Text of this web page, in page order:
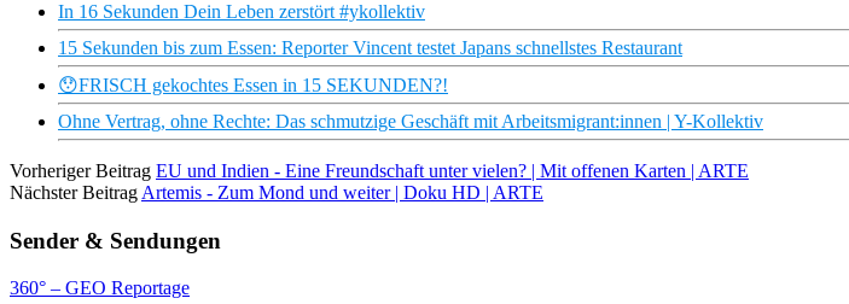
In 16 Sekunden Dein Leben zerstört #ykollektiv
15 Sekunden bis zum Essen: Reporter Vincent testet Japans schnellstes Restaurant
😯FRISCH gekochtes Essen in 15 SEKUNDEN?!
Ohne Vertrag, ohne Rechte: Das schmutzige Geschäft mit Arbeitsmigrant:innen | Y-Kollektiv
Vorheriger Beitrag EU und Indien - Eine Freundschaft unter vielen? | Mit offenen Karten | ARTE
Nächster Beitrag Artemis - Zum Mond und weiter | Doku HD | ARTE
Sender & Sendungen
360° – GEO Reportage